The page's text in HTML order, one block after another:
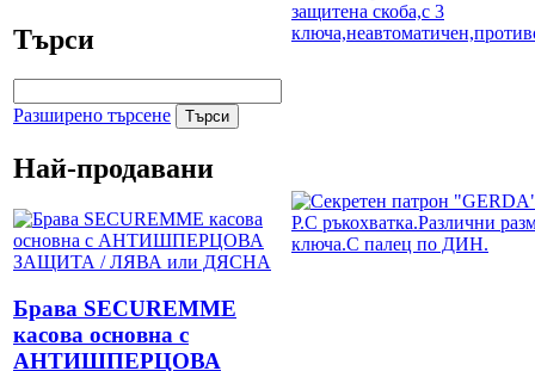
Търси
Разширено търсене
Най-продавани
Брава SECUREMME
касова основна с
АНТИШПЕРЦОВА